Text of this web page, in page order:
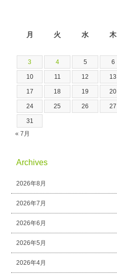
月 火 水 木
3 4 5 6
10 11 12 13
17 18 19 20
24 25 26 27
31
« 7月
Archives
2026年8月
2026年7月
2026年6月
2026年5月
2026年4月